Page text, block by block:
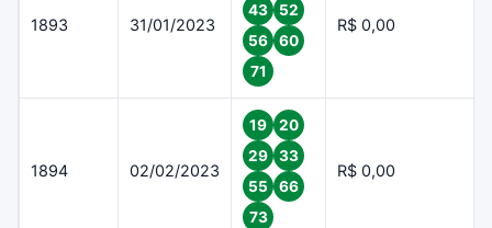
1893 31/01/2023
43
52
56
60
71
R$ 0,00
1894 02/02/2023
19
20
29
33
55
66
73
R$ 0,00